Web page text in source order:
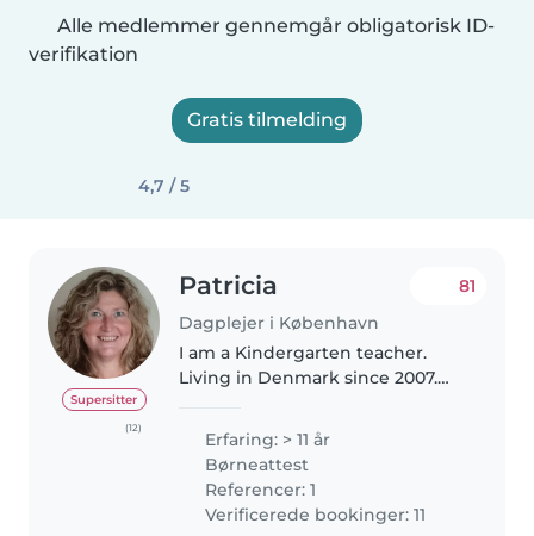
Alle medlemmer gennemgår obligatorisk ID-
verifikation
Gratis tilmelding
4,7 / 5
Supersitter
(12)
Patricia
Dagplejer i København
81
I am a Kindergarten teacher.
Living in Denmark since 2007.
fluent english and Intermidiate
danish and my mother tongue is
spanish . I am a very
responsable..
Erfaring: > 11 år
Børneattest
Referencer: 1
Verificerede bookinger: 11